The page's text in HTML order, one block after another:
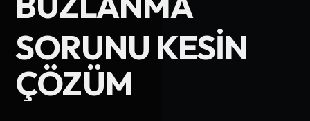
SORUNU KESIN
ÇÖZÜM
Telefon Numarası
Hizmet Türü